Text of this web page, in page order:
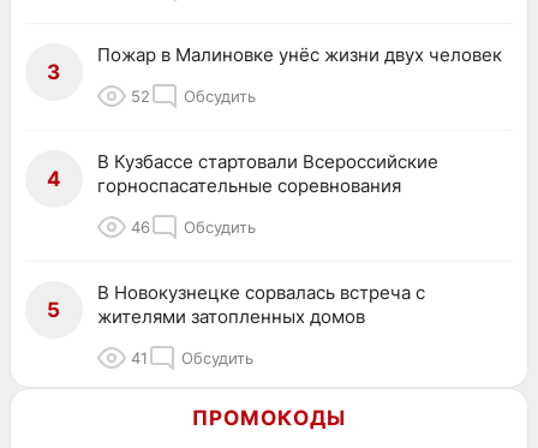
3
Пожар в Малиновке унёс жизни двух человек
52 Обсудить
4
В Кузбассе стартовали Всероссийские
горноспасательные соревнования
46 Обсудить
5
В Новокузнецке сорвалась встреча с
жителями затопленных домов
41 Обсудить
ПРОМОКОДЫ